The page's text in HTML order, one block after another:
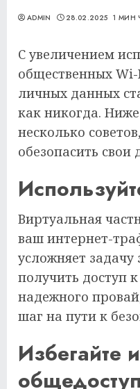
ADMIN 28.02.2025 1 МИН
С увеличением
общественных
личных данных
как никогда.
несколько
обезопасить свои
Виртуальная
ваш интернет-
усложняет
получить доступ
надежного
шаг на пути к
Избегайте